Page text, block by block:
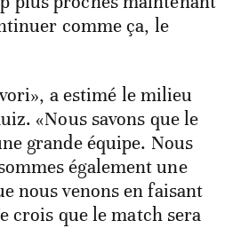
comme ça, le
a estimé le milieu
«Nous savons que le
grande équipe. Nous
également une
nous venons en faisant
crois que le match sera